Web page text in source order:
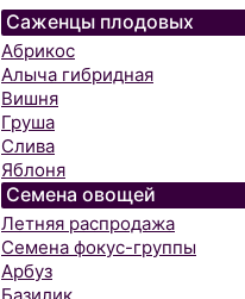
Саженцы плодовых
Абрикос
Алыча гибридная
Вишня
Груша
Слива
Яблоня
Семена овощей
Летняя распродажа
Семена фокус-группы
Арбуз